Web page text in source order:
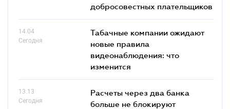
добросовестных плательщиков
14.04
Сегодня
Табачные компании ожидают
новые правила
видеонаблюдения: что
изменится
13.13
Сегодня
Расчеты через два банка
больше не блокируют